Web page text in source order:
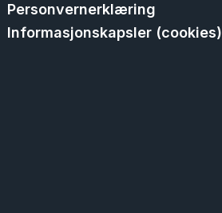
Personvernerklæring
Informasjonskapsler (cookies)